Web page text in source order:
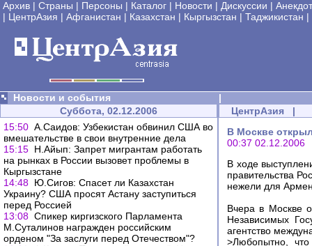
Архив | Страны | Персоны | Каталог | Новости | Дискуссии |
| ЦентрАзия | Афганистан | Казахстан | Кыргызстан | Таджикистан |
Новости и события
|
Суббота, 02.12.2006
15:50 А.Саидов: Узбекистан обвинил США во
вмешательстве в свои внутренние дела
15:15 Н.Айып: Запрет мигрантам работать
на рынках в России вызовет проблемы в
Кыргызстане
14:48 Ю.Сигов: Спасет ли Казахстан
Украину? США просят Астану заступиться
перед Россией
13:08 Cпикер киргизского Парламента
М.Суталинов награжден российским
орденом "За заслуги перед Отечеством"?
ЦентрАзия |
В Москве
00:37 02.12.2006
В ходе
правительства
нежели для
Вчера в Москве
Независимых
агентство
>Любопытно,